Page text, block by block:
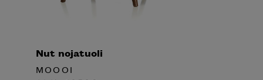
Nut nojatuoli
MOOOI